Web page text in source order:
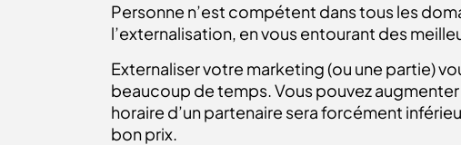
Personne n’est compétent dans tous les
l’externalisation, en vous entourant des
Externaliser votre marketing (ou une partie)
beaucoup de temps. Vous pouvez
horaire d’un partenaire sera forcément
bon prix.